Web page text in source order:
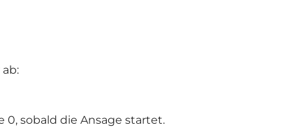
sobald die Ansage startet.